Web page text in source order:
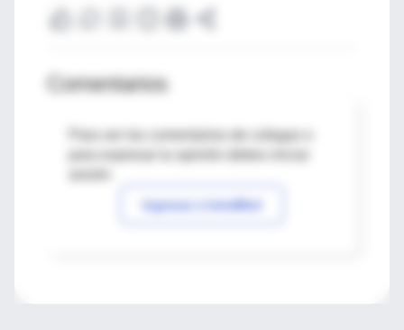
Comentarios
Para ver los comentarios de colegas o
Ingresar a IntraMed